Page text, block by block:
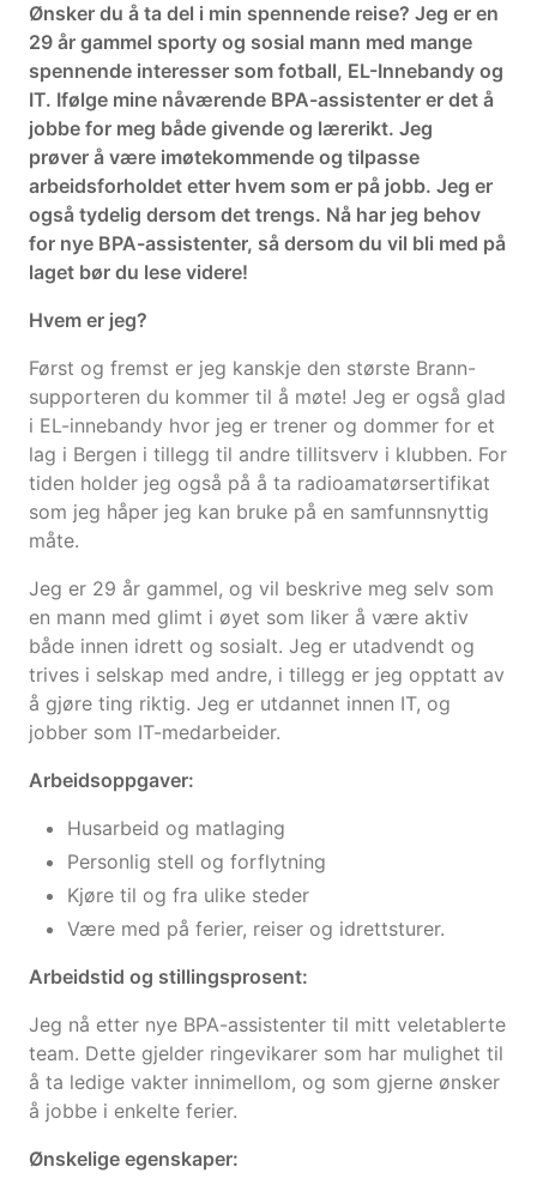
Ønsker du å ta del i min spennende reise? Jeg er en
29 år gammel sporty og sosial mann med mange
spennende interesser som fotball, EL-Innebandy og
IT. Ifølge mine nåværende BPA-assistenter er det å
jobbe for meg både givende og lærerikt. Jeg
prøver å være imøtekommende og tilpasse
arbeidsforholdet etter hvem som er på jobb. Jeg er
også tydelig dersom det trengs. Nå har jeg behov
for nye BPA-assistenter, så dersom du vil bli med på
laget bør du lese videre!
Hvem er jeg?
Først og fremst er jeg kanskje den største Brann-
supporteren du kommer til å møte! Jeg er også glad
i EL-innebandy hvor jeg er trener og dommer for et
lag i Bergen i tillegg til andre tillitsverv i klubben. For
tiden holder jeg også på å ta radioamatørsertifikat
som jeg håper jeg kan bruke på en samfunnsnyttig
måte.
Jeg er 29 år gammel, og vil beskrive meg selv som
en mann med glimt i øyet som liker å være aktiv
både innen idrett og sosialt. Jeg er utadvendt og
trives i selskap med andre, i tillegg er jeg opptatt av
å gjøre ting riktig. Jeg er utdannet innen IT, og
jobber som IT-medarbeider.
Arbeidsoppgaver:
Husarbeid og matlaging
Personlig stell og forflytning
Kjøre til og fra ulike steder
Være med på ferier, reiser og idrettsturer.
Arbeidstid og stillingsprosent:
Jeg nå etter nye BPA-assistenter til mitt veletablerte
team. Dette gjelder ringevikarer som har mulighet til
å ta ledige vakter innimellom, og som gjerne ønsker
å jobbe i enkelte ferier.
Ønskelige egenskaper: